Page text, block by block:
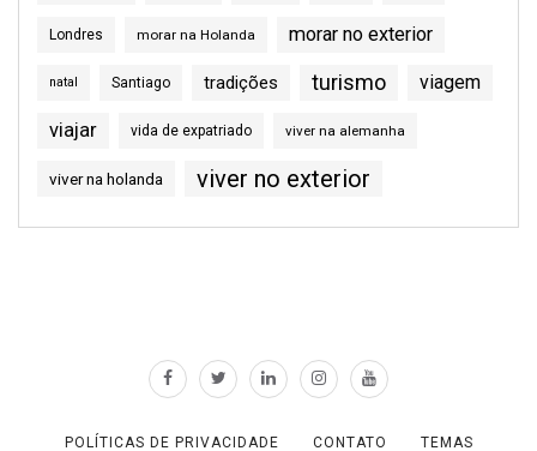
Londres morar na Holanda morar no exterior
natal Santiago tradições turismo viagem
viajar vida de expatriado viver na alemanha
viver na holanda viver no exterior
POLÍTICAS DE PRIVACIDADE CONTATO TEMAS